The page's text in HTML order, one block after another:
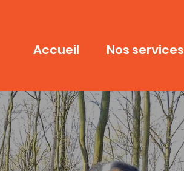
Accueil Nos services